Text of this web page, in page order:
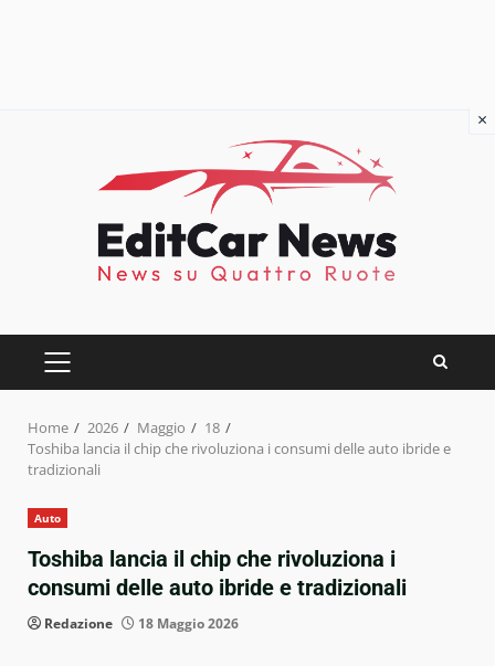
PRIMARY
MENU
Home 2026 Maggio
18
Toshiba lancia il chip che rivoluziona i consumi delle auto ibride e
tradizionali
Auto
Toshiba lancia il chip che rivoluziona i
consumi delle auto ibride e tradizionali
Redazione 18 Maggio 2026
×